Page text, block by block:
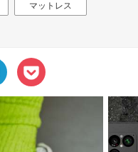
マットレス